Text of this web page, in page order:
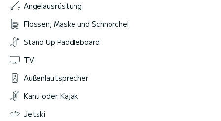
Angelausrüstung
Flossen, Maske und Schnorchel
Stand Up Paddleboard
TV
Außenlautsprecher
Kanu oder Kajak
Jetski